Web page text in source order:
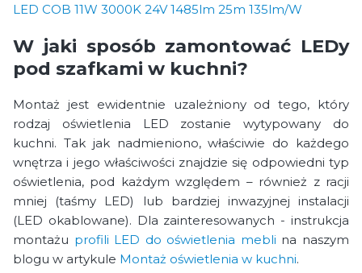
LED COB 11W 3000K 24V 1485lm 25m 135lm/W
W jaki sposób zamontować LEDy
pod szafkami w kuchni?
Montaż jest ewidentnie uzależniony od tego, który
rodzaj oświetlenia LED zostanie wytypowany do
kuchni. Tak jak nadmieniono, właściwie do każdego
wnętrza i jego właściwości znajdzie się odpowiedni typ
oświetlenia, pod każdym względem – również z racji
mniej (taśmy LED) lub bardziej inwazyjnej instalacji
(LED okablowane). Dla zainteresowanych - instrukcja
montażu profili LED do oświetlenia mebli na naszym
blogu w artykule Montaż oświetlenia w kuchni.